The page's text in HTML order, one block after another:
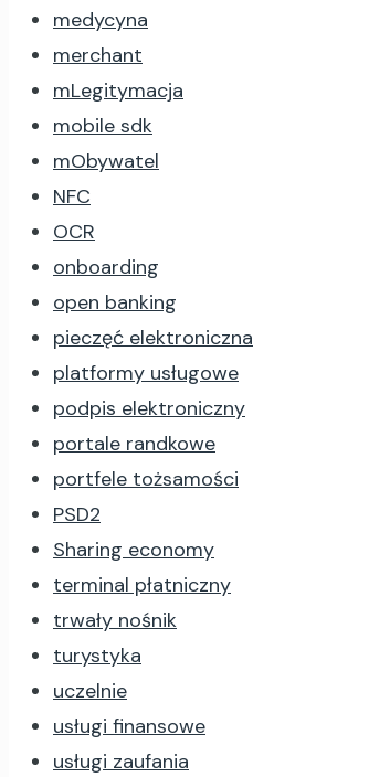
medycyna
merchant
mLegitymacja
mobile sdk
mObywatel
NFC
OCR
onboarding
open banking
pieczęć elektroniczna
platformy usługowe
podpis elektroniczny
portale randkowe
portfele tożsamości
PSD2
Sharing economy
terminal płatniczny
trwały nośnik
turystyka
uczelnie
usługi finansowe
usługi zaufania